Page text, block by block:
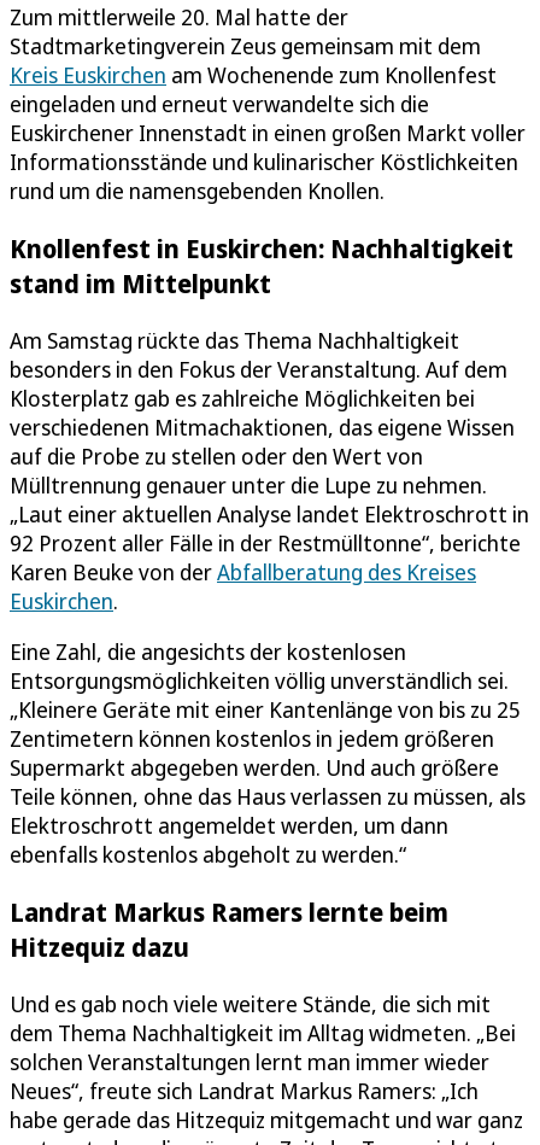
Zum mittlerweile 20. Mal hatte der
Stadtmarketingverein Zeus gemeinsam mit dem
Kreis Euskirchen am Wochenende zum Knollenfest
eingeladen und erneut verwandelte sich die
Euskirchener Innenstadt in einen großen Markt voller
Informationsstände und kulinarischer Köstlichkeiten
rund um die namensgebenden Knollen.
Knollenfest in Euskirchen: Nachhaltigkeit
stand im Mittelpunkt
Am Samstag rückte das Thema Nachhaltigkeit
besonders in den Fokus der Veranstaltung. Auf dem
Klosterplatz gab es zahlreiche Möglichkeiten bei
verschiedenen Mitmachaktionen, das eigene Wissen
auf die Probe zu stellen oder den Wert von
Mülltrennung genauer unter die Lupe zu nehmen.
„Laut einer aktuellen Analyse landet Elektroschrott in
92 Prozent aller Fälle in der Restmülltonne“, berichte
Karen Beuke von derAbfallberatung des Kreises
Euskirchen.
Eine Zahl, die angesichts der kostenlosen
Entsorgungsmöglichkeiten völlig unverständlich sei.
„Kleinere Geräte mit einer Kantenlänge von bis zu 25
Zentimetern können kostenlos in jedem größeren
Supermarkt abgegeben werden. Und auch größere
Teile können, ohne das Haus verlassen zu müssen, als
Elektroschrott angemeldet werden, um dann
ebenfalls kostenlos abgeholt zu werden.“
Landrat Markus Ramers lernte beim
Hitzequiz dazu
Und es gab noch viele weitere Stände, die sich mit
dem Thema Nachhaltigkeit im Alltag widmeten. „Bei
solchen Veranstaltungen lernt man immer wieder
Neues“, freute sich Landrat Markus Ramers: „Ich
habe gerade das Hitzequiz mitgemacht und war ganz